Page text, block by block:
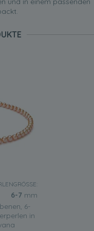
6-7 mm
6-
in